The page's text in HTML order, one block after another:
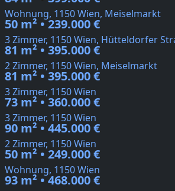
Wohnung, 1150 Wien, Meiselmarkt
50 m² • 239.000 €
3 Zimmer, 1150 Wien, Hütteldorfer
81 m² • 395.000 €
2 Zimmer, 1150 Wien, Meiselmarkt
81 m² • 395.000 €
3 Zimmer, 1150 Wien
73 m² • 360.000 €
3 Zimmer, 1150 Wien
90 m² • 445.000 €
2 Zimmer, 1150 Wien
50 m² • 249.000 €
Wohnung, 1150 Wien
93 m² • 468.000 €